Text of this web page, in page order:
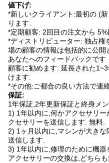
値下げ:
*新しいクライアント:最初の (
ります.
*定期顧客: 2回目の注文から
*ディストリビューター: 独占
場の顧客の情報は包括的に公開
あなたへのフィードバックです
顧客に勧めます. 延長された
けます.
*その他:ご都合の良い方法で連
保証:
1年保証,2年更新保証と終身メ
1) 1年以内に,何かアクセサリ
クセサリーを送信します. 無料.
2) 1ヶ月以内に,マシンが大き
送信します.
3) 1年以内に,修理のために機器
アクセサリーの交換は,どちらも